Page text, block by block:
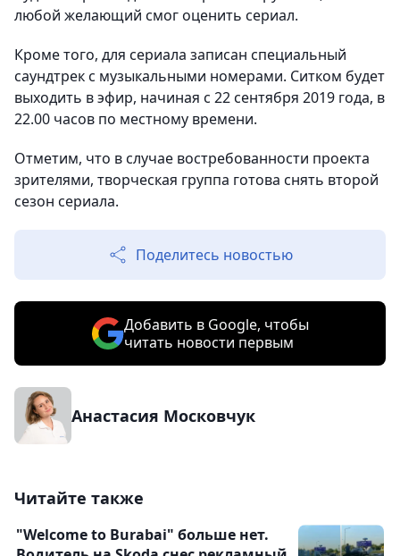
любой желающий смог оценить сериал.
Кроме того, для сериала записан специальный
саундтрек с музыкальными номерами. Ситком будет
выходить в эфир, начиная с 22 сентября 2019 года, в
22.00 часов по местному времени.
Отметим, что в случае востребованности проекта
зрителями, творческая группа готова снять второй
сезон сериала.
Поделитесь новостью
Добавить в Google, чтобы
читать новости первым
Анастасия Московчук
Читайте также
"Welcome to Burabai" больше нет.